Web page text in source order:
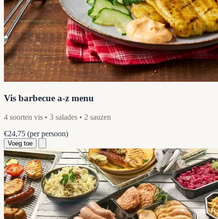
Vis barbecue a-z menu
4 soorten vis • 3 salades • 2 sauzen
€24,75 (per persoon)
Voeg toe